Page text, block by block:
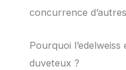
concurrence
Pourquoi
duveteux ?